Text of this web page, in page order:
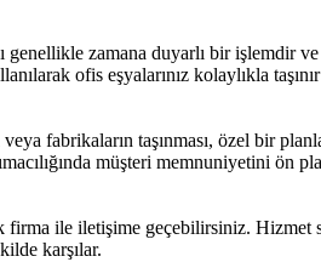
zamana duyarlı bir işlemdir
ofis eşyalarınız kolaylıkla
fabrikaların taşınması, özel bir
müşteri memnuniyetini ön
ile iletişime geçebilirsiniz. Hizmet
karşılar.